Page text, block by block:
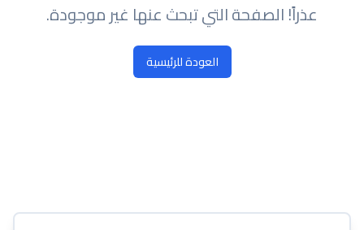
عذراً! الصفحة التي تبحث عنها غير موجودة.
العودة للرئيسية